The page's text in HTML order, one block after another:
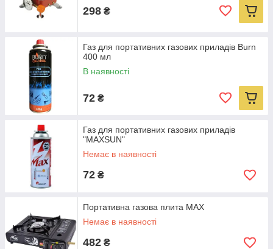
справжні кулінарні шедеври незалежно від погоди.
298 ₴
Газ для портативних газових приладів Burn
400 мл
В наявності
72 ₴
Газ для портативних газових приладів
"MAXSUN"
Немає в наявності
72 ₴
Портативна газова плита MAX
Немає в наявності
482 ₴